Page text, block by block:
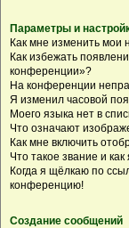
Параметры и
Как мне изменить мои
Как избежать
конференции»?
На конференции
Я изменил часовой
Моего языка нет в
Что означают
Как мне включить
Что такое звание и
Когда я щёлкаю по
конференцию!
Создание сообщений